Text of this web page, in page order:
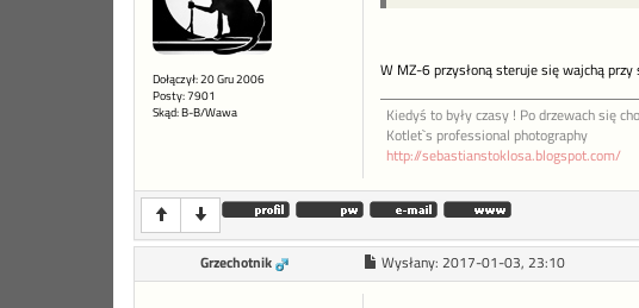
Dołączył: 20 Gru 2006
Posty: 7901
Skąd: B-B/Wawa
W MZ-6 przysłoną steruje się wajchą
Kiedyś to były czasy ! Po drzewach się
Kotlet`s professional photography
http://sebastianstoklosa.blogspot.com/
Grzechotnik Wysłany: 2017-01-03, 23:10